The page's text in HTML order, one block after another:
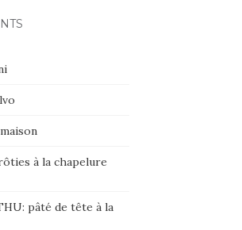
à la chapelure
pâté de tête à la